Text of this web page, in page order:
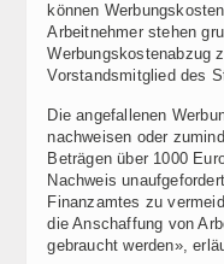
können
Arbeitnehmer stehen
Werbungskostenabzug
Vorstandsmitglied des
Die angefallenen
nachweisen oder
Beträgen über 1000
Nachweis
Finanzamtes zu
die Anschaffung von
gebraucht werden»,